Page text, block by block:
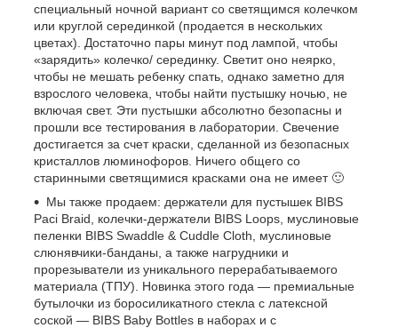
специальный ночной вариант со светящимся колечком
или круглой серединкой (продается в нескольких
цветах). Достаточно пары минут под лампой, чтобы
«зарядить» колечко/ серединку. Светит оно неярко,
чтобы не мешать ребенку спать, однако заметно для
взрослого человека, чтобы найти пустышку ночью, не
включая свет. Эти пустышки абсолютно безопасны и
прошли все тестирования в лаборатории. Свечение
достигается за счет краски, сделанной из безопасных
кристаллов люминофоров. Ничего общего со
старинными светящимися красками она не имеет 🙂
Мы также продаем: держатели для пустышек BIBS
Paci Braid, колечки-держатели BIBS Loops, муслиновые
пеленки BIBS Swaddle & Cuddle Cloth, муслиновые
слюнявчики-банданы, а также нагрудники и
прорезыватели из уникального перерабатываемого
материала (ТПУ). Новинка этого года — премиальные
бутылочки из боросиликатного стекла с латексной
соской — BIBS Baby Bottles в наборах и с